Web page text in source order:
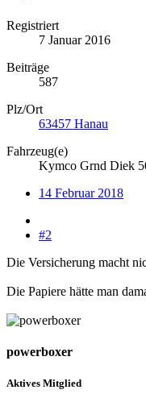
Registriert
7 Januar 2016
Beiträge
587
Plz/Ort
63457 Hanau
Fahrzeug(e)
Kymco Grnd Diek
14 Februar 2018
#2
Die Versicherung macht
Die Papiere hätte man
powerboxer
Aktives Mitglied